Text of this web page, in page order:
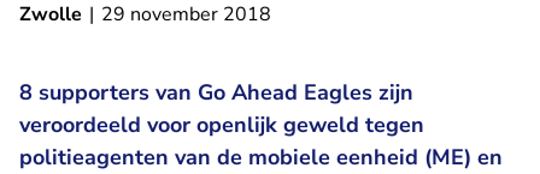
Zwolle | 29 november 2018
8 supporters van Go Ahead Eagles zijn
veroordeeld voor openlijk geweld tegen
politieagenten van de mobiele eenheid (ME) en